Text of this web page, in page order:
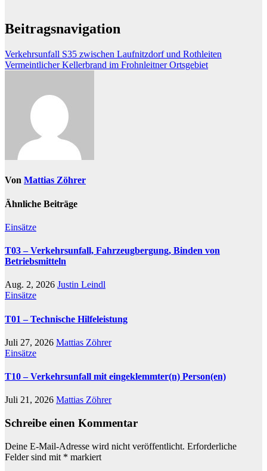
Beitragsnavigation
Verkehrsunfall S35 zwischen Laufnitzdorf und Rothleiten
Vermeintlicher Kellerbrand im Frohnleitner Ortsgebiet
Von Mattias Zöhrer
Ähnliche Beiträge
Einsätze
T03 – Verkehrsunfall, Fahrzeugbergung, Binden von
Betriebsmitteln
Aug. 2, 2026 Justin Leindl
Einsätze
T01 – Technische Hilfeleistung
Juli 27, 2026 Mattias Zöhrer
Einsätze
T10 – Verkehrsunfall mit eingeklemmter(n) Person(en)
Juli 21, 2026 Mattias Zöhrer
Schreibe einen Kommentar
Deine E-Mail-Adresse wird nicht veröffentlicht. Erforderliche
Felder sind mit * markiert